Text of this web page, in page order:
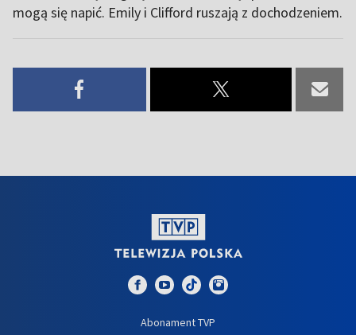
mogą się napić. Emily i Clifford ruszają z dochodzeniem.
Abonament TVP